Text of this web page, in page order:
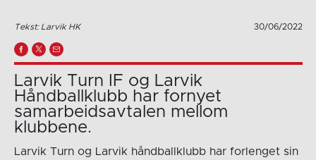
Tekst: Larvik HK 30/06/2022
Larvik Turn IF og Larvik
Håndballklubb har fornyet
samarbeidsavtalen mellom
klubbene.
Larvik Turn og Larvik håndballklubb har forlenget sin